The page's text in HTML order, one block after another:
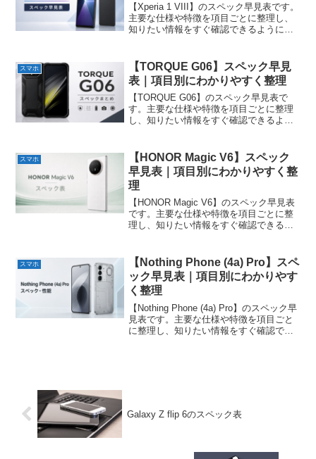
【Xperia 1 VIII】のスペック早見表です。
主要な仕様や特徴を項目ごとに整理し、
知りたい情報をすぐ確認できるようにま
スマホ
【TORQUE G06】スペック早見
表｜項目別にわかりやすく整理
【TORQUE G06】のスペック早見表で
す。主要な仕様や特徴を項目ごとに整理
し、知りたい情報をすぐ確認できるよう
スマホ
【HONOR Magic V6】スペック
早見表｜項目別にわかりやすく整
理
【HONOR Magic V6】のスペック早見表
です。主要な仕様や特徴を項目ごとに整
理し、知りたい情報をすぐ確認できるよ
スマホ
【Nothing Phone (4a) Pro】スペ
ック早見表｜項目別にわかりやす
く整理
【Nothing Phone (4a) Pro】のスペック早
見表です。主要な仕様や特徴を項目ごと
に整理し、知りたい情報をすぐ確認でき
Galaxy Z flip 6のスペック表